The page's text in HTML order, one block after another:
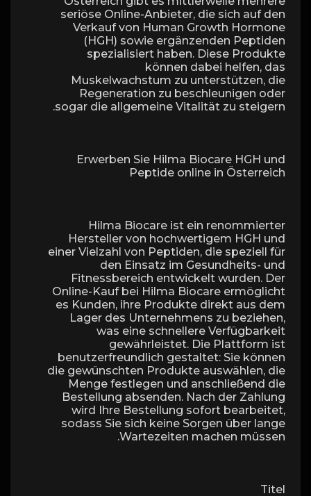
seriöse Online-Anbieter, die sich auf den
Verkauf von Human Growth Hormone
(HGH) sowie ergänzenden Peptiden
spezialisiert haben. Diese Produkte
können dabei helfen, das
Muskelwachstum zu unterstützen, die
Regeneration zu beschleunigen oder
sogar die allgemeine Vitalität zu steigern.
Erwerben Sie Hilma Biocare HGH und
Peptide online in Österreich
Hilma Biocare ist ein renommierter
Hersteller von hochwertigem HGH und
einer Vielzahl von Peptiden, die speziell für
den Einsatz im Gesundheits- und
Fitnessbereich entwickelt wurden. Der
Online-Kauf bei Hilma Biocare ermöglicht
es Kunden, ihre Produkte direkt aus dem
Lager des Unternehmens zu beziehen,
was eine schnellere Verfügbarkeit
gewährleistet. Die Plattform ist
benutzerfreundlich gestaltet: Sie können
die gewünschten Produkte auswählen, die
Menge festlegen und anschließend die
Bestellung absenden. Nach der Zahlung
wird Ihre Bestellung sofort bearbeitet,
sodass Sie sich keine Sorgen über lange
Wartezeiten machen müssen.
Titel